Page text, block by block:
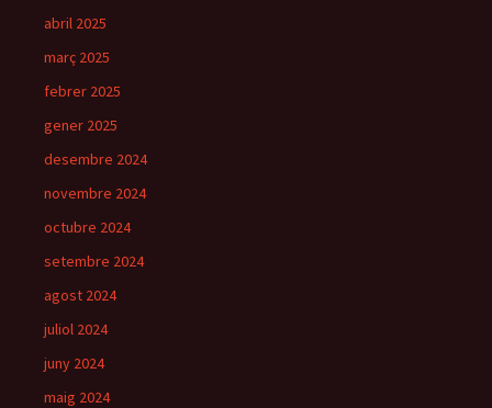
abril 2025
març 2025
febrer 2025
gener 2025
desembre 2024
novembre 2024
octubre 2024
setembre 2024
agost 2024
juliol 2024
juny 2024
maig 2024